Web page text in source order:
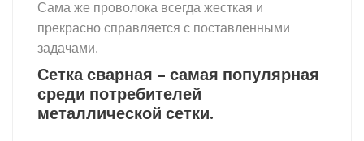
Сама же проволока всегда жесткая и
прекрасно справляется с поставленными
задачами.
Сетка сварная – самая популярная
среди потребителей
металлической сетки.